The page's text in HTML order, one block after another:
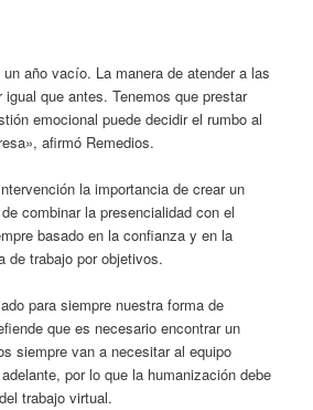
año vacío. La manera de atender a las
que antes. Tenemos que prestar
emocional puede decidir el rumbo al
afirmó Remedios.
la importancia de crear un
combinar la presencialidad con el
basado en la confianza y en la
de trabajo por objetivos.
para siempre nuestra forma de
que es necesario encontrar un
siempre van a necesitar al equipo
por lo que la humanización debe
trabajo virtual.